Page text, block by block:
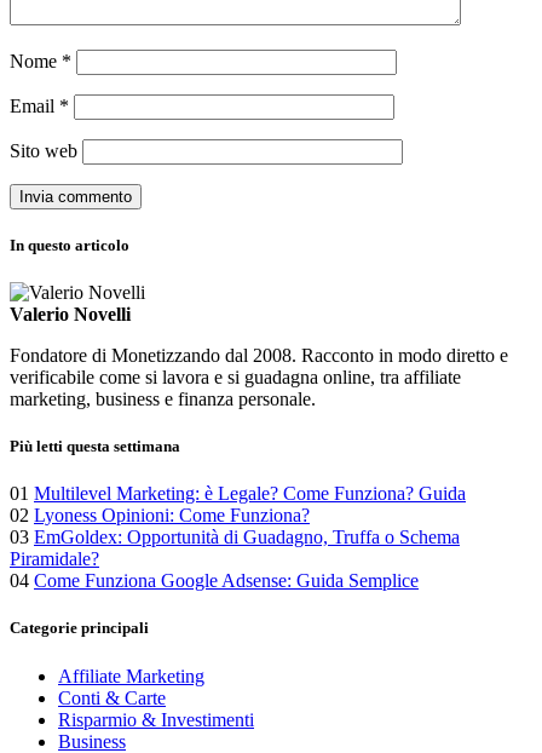
Nome *
Email *
Sito web
In questo articolo
Valerio Novelli
Fondatore di Monetizzando dal 2008. Racconto in modo diretto e
verificabile come si lavora e si guadagna online, tra affiliate
marketing, business e finanza personale.
Più letti questa settimana
01 Multilevel Marketing: è Legale? Come Funziona? Guida
02 Lyoness Opinioni: Come Funziona?
03 EmGoldex: Opportunità di Guadagno, Truffa o Schema
Piramidale?
04 Come Funziona Google Adsense: Guida Semplice
Categorie principali
Affiliate Marketing
Conti & Carte
Risparmio & Investimenti
Business